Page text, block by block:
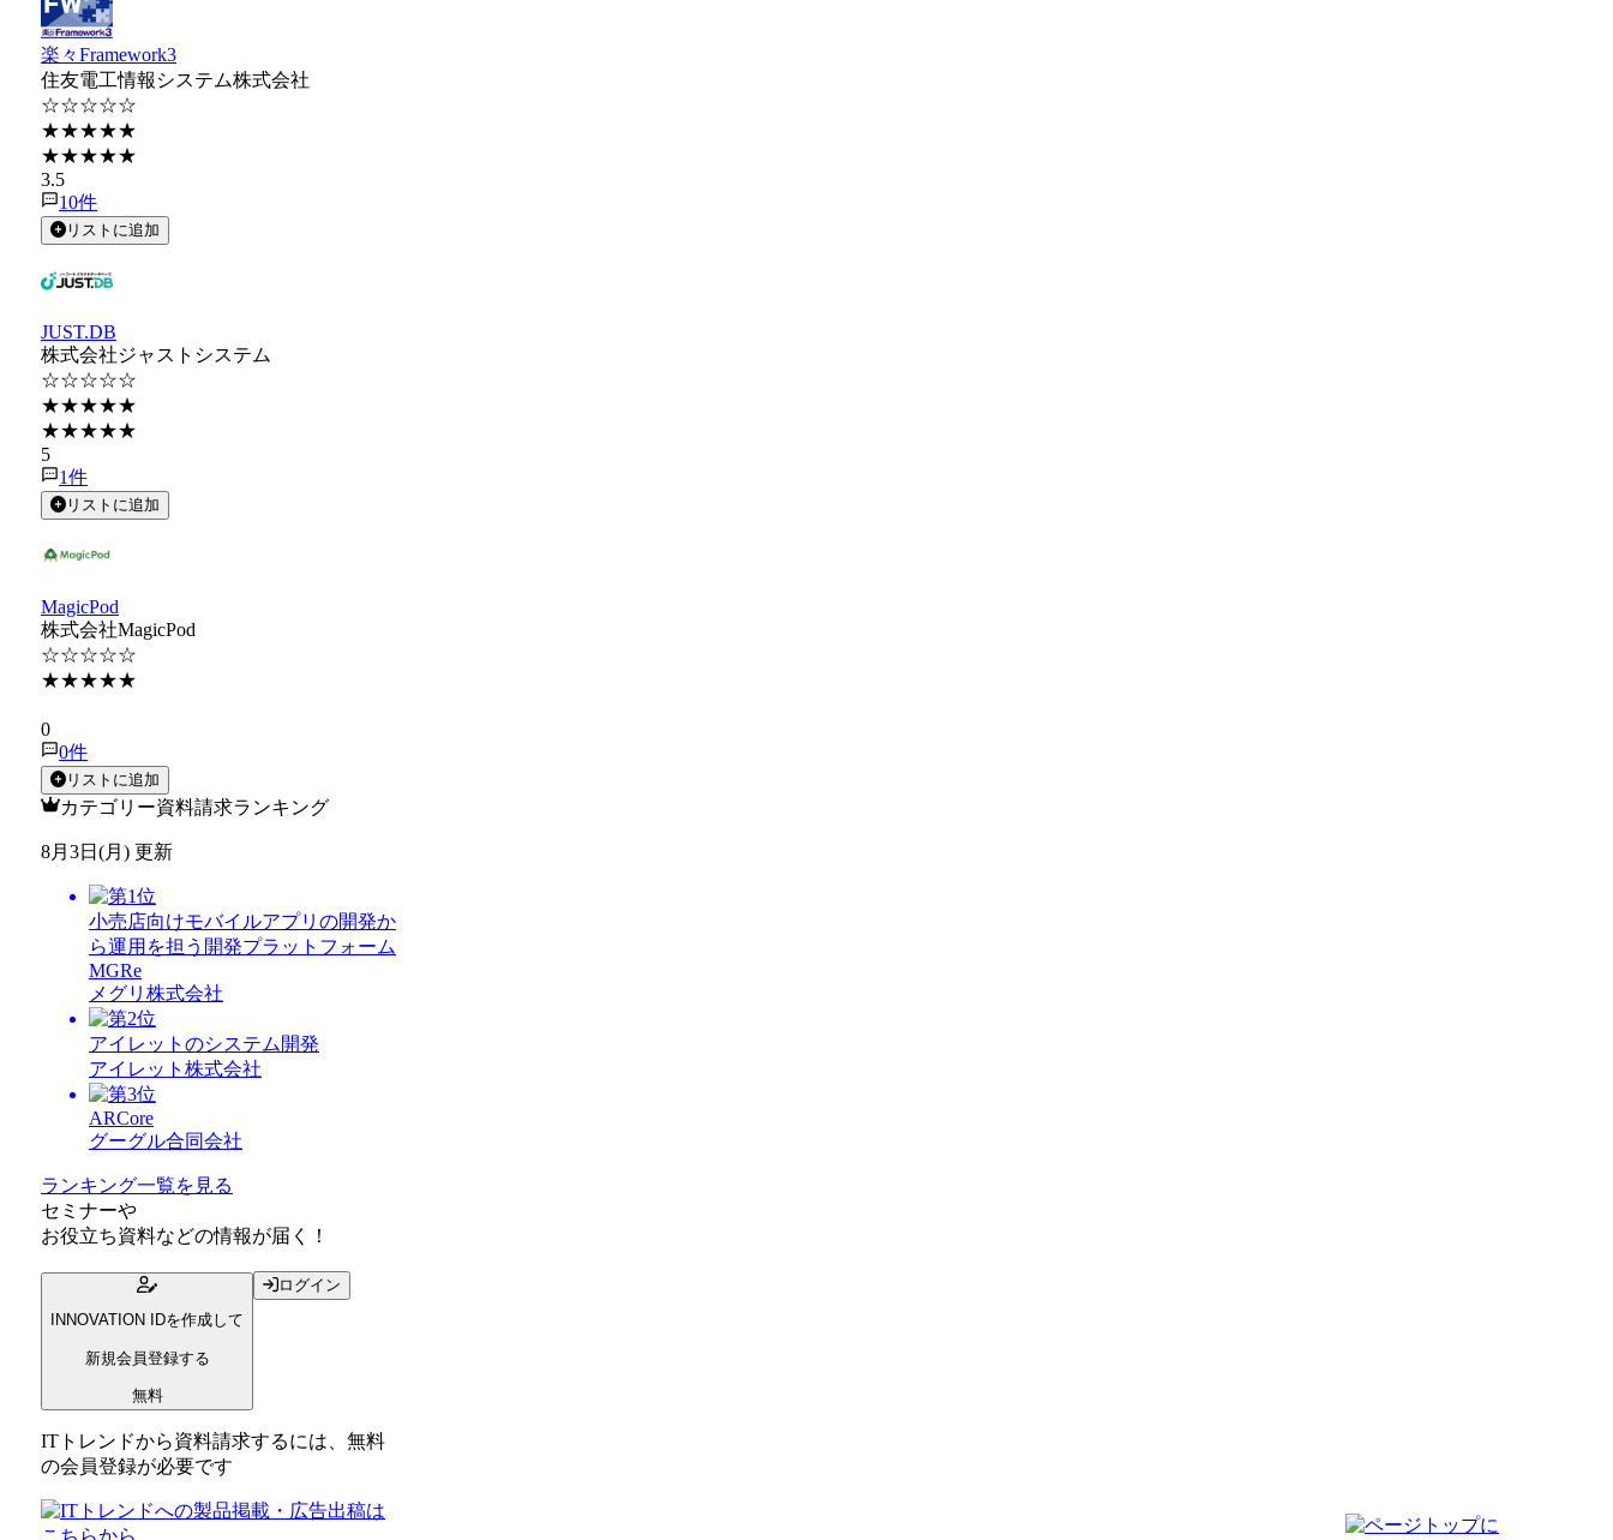
楽々Framework3
住友電工情報システム株式会社
☆☆☆☆☆
★★★★★
★★★★★
3.5
10件
リストに追加
JUST.DB
株式会社ジャストシステム
☆☆☆☆☆
★★★★★
★★★★★
5
1件
リストに追加
MagicPod
株式会社MagicPod
☆☆☆☆☆
★★★★★
0
0件
リストに追加
カテゴリー資料請求ランキング
8月3日(月) 更新
小売店向けモバイルアプリの開発か
ら運用を担う開発プラットフォーム
MGRe
メグリ株式会社
アイレットのシステム開発
アイレット株式会社
ARCore
グーグル合同会社
ランキング一覧を見る
セミナーや
お役立ち資料などの情報が届く！
INNOVATION IDを作成して
新規会員登録する
無料
ログイン
ITトレンドから資料請求するには、無料
の会員登録が必要です